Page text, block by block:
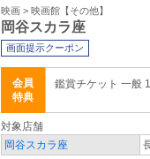
映画 > 映画館【その他】
岡谷スカラ座
画面提示クーポン
会員
特典
鑑賞チケット 一般
対象店舗
岡谷スカラ座